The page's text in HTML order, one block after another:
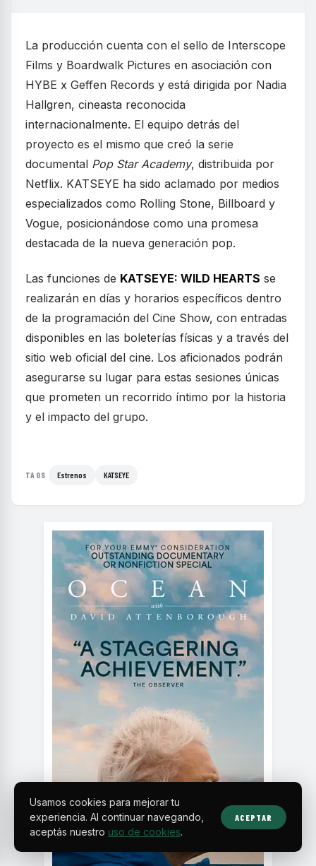
La producción cuenta con el sello de Interscope
Films y Boardwalk Pictures en asociación con
HYBE x Geffen Records y está dirigida por Nadia
Hallgren, cineasta reconocida
internacionalmente. El equipo detrás del
proyecto es el mismo que creó la serie
documental Pop Star Academy, distribuida por
Netflix. KATSEYE ha sido aclamado por medios
especializados como Rolling Stone, Billboard y
Vogue, posicionándose como una promesa
destacada de la nueva generación pop.
Las funciones de KATSEYE: WILD HEARTS se
realizarán en días y horarios específicos dentro
de la programación del Cine Show, con entradas
disponibles en las boleterías físicas y a través del
sitio web oficial del cine. Los aficionados podrán
asegurarse su lugar para estas sesiones únicas
que prometen un recorrido íntimo por la historia
y el impacto del grupo.
TAGS Estrenos KATSEYE
Usamos cookies para mejorar tu
experiencia. Al continuar navegando,
aceptás nuestro uso de cookies.
ACEPTAR